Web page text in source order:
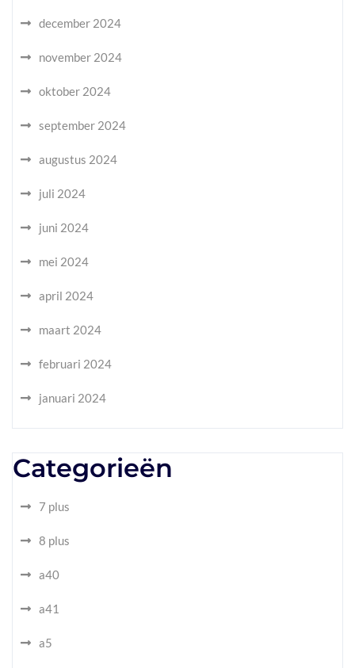
december 2024
november 2024
oktober 2024
september 2024
augustus 2024
juli 2024
juni 2024
mei 2024
april 2024
maart 2024
februari 2024
januari 2024
Categorieën
7 plus
8 plus
a40
a41
a5